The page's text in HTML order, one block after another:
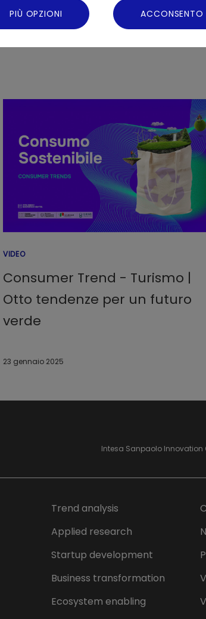
VIDEO
Consumer Trend - Turismo |
Otto tendenze per un futuro
verde
23 gennaio 2025
Intesa Sanpaolo
Trend analysis
Applied research
Startup development
Business transformation
Ecosystem enabling
PIÙ OPZIONI ACCONSENTO